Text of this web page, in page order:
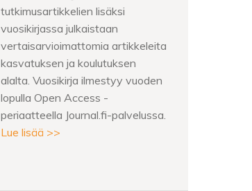
tutkimusartikkelien lisäksi
vuosikirjassa julkaistaan
vertaisarvioimattomia artikkeleita
kasvatuksen ja koulutuksen
alalta. Vuosikirja ilmestyy vuoden
lopulla Open Access -
periaatteella Journal.fi-palvelussa.
Lue lisää >>